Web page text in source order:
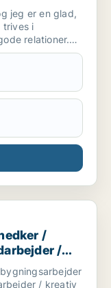
jeg er en glad,
trives i
relationer.
ansvar, arbejder
hvor der er
og møder både
butiksarbejde
Agro
åbning og
som
og vuggestue,
og
/
/
/
/ kreativ